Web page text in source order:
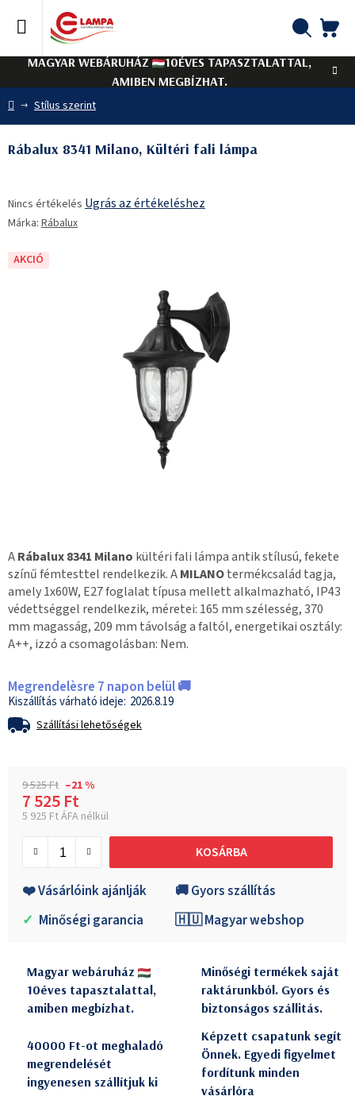
tartalomhoz
MAGYAR WEBÁRUHÁZ
10ÉVES TAPASZTALATTAL,
AMIBEN MEGBÍZHAT.
Kezdőlap
Stílus szerint
ARábalux 8341 Milano kültéri fali lámpa antik stílusú, fekete
színű fémtesttel rendelkezik. AMILANOtermékcsalád tagja,
amely 1x60W, E27 foglalat típusa mellett alkalmazható, IP43
védettséggel rendelkezik, méretei: 165 mm szélesség, 370
mm magasság, 209 mm távolság a faltól, energetikai osztály:
A++, izzó a csomagolásban: Nem.
Megrendelèsre 7 napon belül 🚚
2026.8.19
Szállítási lehetőségek
9 525 Ft –21 %
7 525 Ft
5 925 Ft ÁFA nélkül
KOSÁRBA
❤️ Vásárlóink ajánlják
🚚 Gyors szállítás
✓ Minőségi garancia 🇭🇺 Magyar webshop
Rábalux 8341 Milano, Kültéri fali lámpa
termék
átlagos
5-
Nincs értékelés Ugrás az értékeléshez
Márka: Rábalux
AKCIÓ
Magyar webáruház
10éves tapasztalattal,
amiben megbízhat.
Minőségi termékek saját
raktárunkból. Gyors és
biztonságos szállitás.
40000 Ft-ot meghaladó
megrendelését
ingyenesen szállítjuk ki
Képzett csapatunk segít
Önnek. Egyedi figyelmet
fordítunk minden
vásárlóra